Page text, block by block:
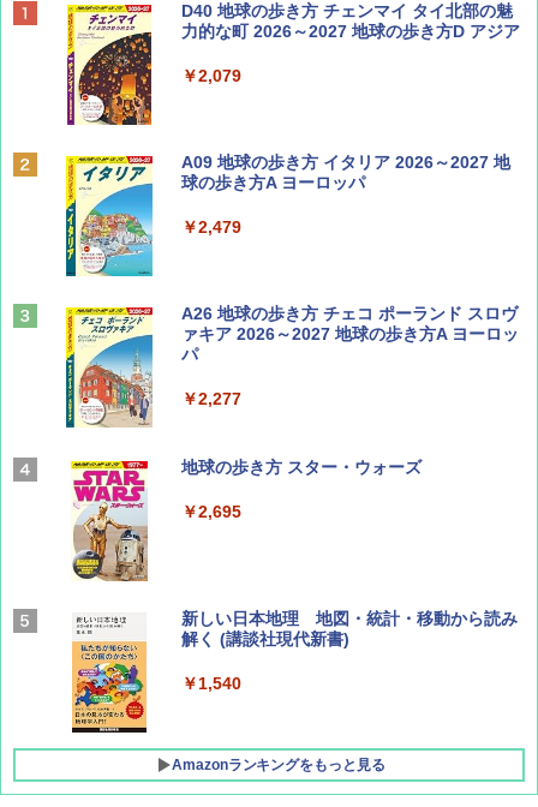
ディズニーファン ２０２６年 ９月号 [雑
誌] (ＤＩＳＮＥＹ ＦＡＮ)
￥713
Coyote No.89 特集 星野道夫 夢見る旅
山と溪谷 2026年8月号「南アルプス大全」
￥1,540
AIRLINE（エアライン）2026年9月号【特
BE-PAL(ビ-パル) 2026年 9 月号【特別付録:
SOTO ミニマル"旅"財布 ランダム2種】
￥1,500
D40 地球の歩き方 チェンマイ タイ北部の魅
力的な町 2026～2027 地球の歩き方D アジア
￥2,079
A09 地球の歩き方 イタリア 2026～2027 地
球の歩き方A ヨーロッパ
￥2,479
A26 地球の歩き方 チェコ ポーランド スロヴ
ァキア 2026～2027 地球の歩き方A ヨーロッ
パ
￥2,277
地球の歩き方 スター・ウォーズ
￥2,695
新しい日本地理 地図・統計・移動から読み
解く (講談社現代新書)
￥1,540
Amazonランキングをもっと見る